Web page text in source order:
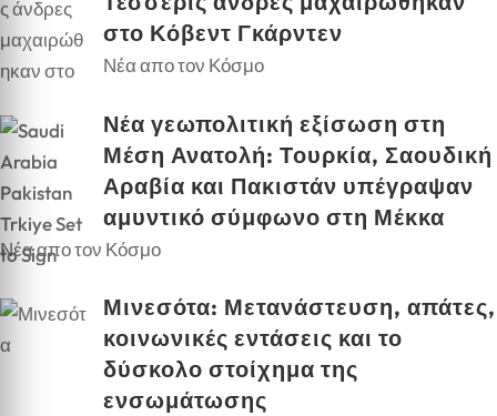
στο Κόβεντ Γκάρντεν
Νέα απο τον Κόσμο
Νέα γεωπολιτική εξίσωση στη
Μέση Ανατολή: Τουρκία, Σαουδική
Αραβία και Πακιστάν υπέγραψαν
αμυντικό σύμφωνο στη Μέκκα
Νέα απο τον Κόσμο
Μινεσότα: Μετανάστευση, απάτες,
κοινωνικές εντάσεις και το
δύσκολο στοίχημα της
ενσωμάτωσης